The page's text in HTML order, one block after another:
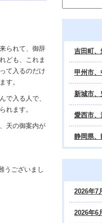
光、こ
られて、御辞
ども、これま
て入るのだけ
す。
で入る人で、
れます。
天の御案内が
うございまし
2026年7
2026年6